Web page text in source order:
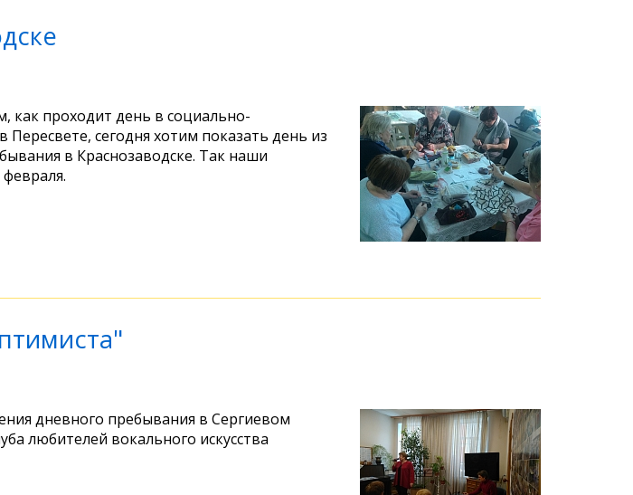
как проходит день в социально-
сегодня хотим показать день из
в Краснозаводске. Так наши
дневного пребывания в Сергиевом
любителей вокального искусства